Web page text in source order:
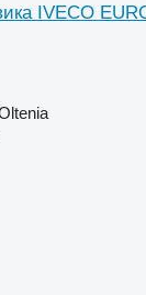
IVECO